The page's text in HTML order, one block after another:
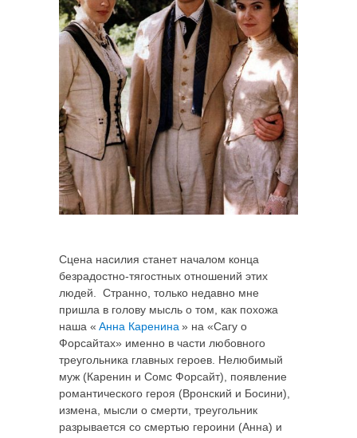
Сцена насилия станет началом конца
безрадостно-тягостных отношений этих
людей. Странно, только недавно мне
пришла в голову мысль о том, как похожа
наша « Анна Каренина » на «Сагу о
Форсайтах» именно в части любовного
треугольника главных героев. Нелюбимый
муж (Каренин и Сомс Форсайт), появление
романтического героя (Вронский и Босини),
измена, мысли о смерти, треугольник
разрывается со смертью героини (Анна) и